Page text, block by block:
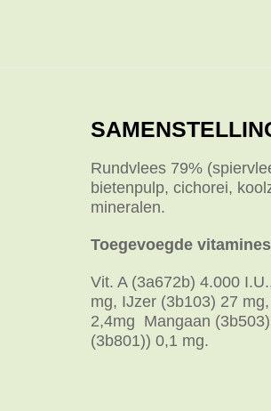
Rundvlees 79%
bietenpulp, cichorei,
mineralen.
Toegevoegde
Vit. A (3a672b) 4.000
mg, IJzer (3b103) 27
2,4mg Mangaan
(3b801)) 0,1 mg.